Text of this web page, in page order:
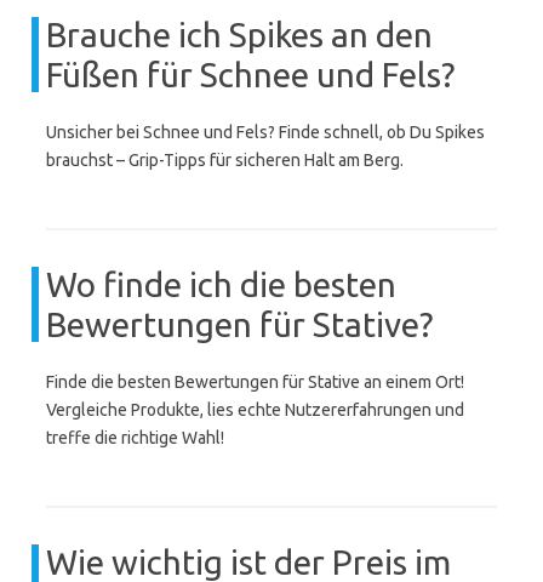
Brauche ich Spikes an den
Füßen für Schnee und Fels?
Unsicher bei Schnee und Fels? Finde schnell, ob Du Spikes
brauchst – Grip-Tipps für sicheren Halt am Berg.
Wo finde ich die besten
Bewertungen für Stative?
Finde die besten Bewertungen für Stative an einem Ort!
Vergleiche Produkte, lies echte Nutzererfahrungen und
treffe die richtige Wahl!
Wie wichtig ist der Preis im